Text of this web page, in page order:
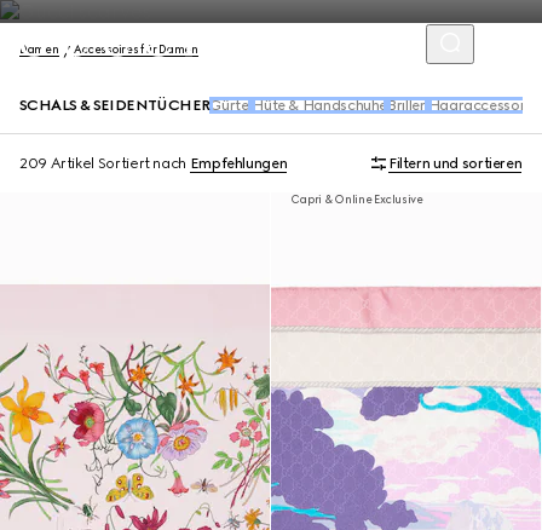
Damen Accessoires für Damen
SCHALS & SEIDENTÜCHERGürtel Hüte & Handschuhe Brillen
209 Artikel Sortiert nach Empfehlungen Filtern und sortieren
Capri & Online Exclusive